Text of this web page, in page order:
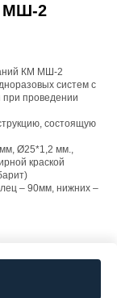
МШ-2
КМ МШ-2
систем с
проведении
состоящую
Ø25*1,2 мм.,
краской
– 90мм, нижних –